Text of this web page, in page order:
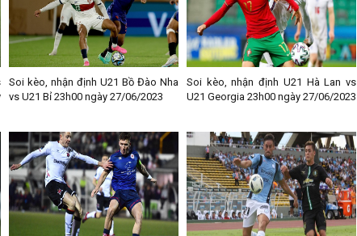
Soi kèo, nhận định U21 Bồ Đào Nha
vs U21 Bỉ 23h00 ngày 27/06/2023
Soi kèo, nhận định U21 Hà Lan vs
U21 Georgia 23h00 ngày 27/06/2023